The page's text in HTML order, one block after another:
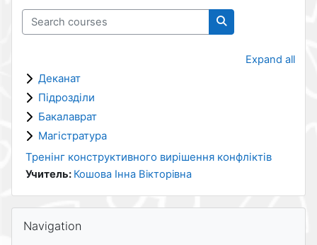
Search courses
Search courses
Expand all
Деканат
Підрозділи
Бакалаврат
Магістратура
Тренінг конструктивного вирішення конфліктів
Учитель: Кошова Інна Вікторівна
Blocks
Navigation